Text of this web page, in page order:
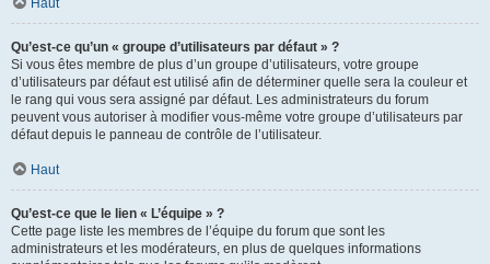
Haut
Qu’est-ce qu’un « groupe d’utilisateurs par défaut » ?
Si vous êtes membre de plus d’un groupe d’utilisateurs, votre groupe
d’utilisateurs par défaut est utilisé afin de déterminer quelle sera la couleur et
le rang qui vous sera assigné par défaut. Les administrateurs du forum
peuvent vous autoriser à modifier vous-même votre groupe d’utilisateurs par
défaut depuis le panneau de contrôle de l’utilisateur.
Haut
Qu’est-ce que le lien « L’équipe » ?
Cette page liste les membres de l’équipe du forum que sont les
administrateurs et les modérateurs, en plus de quelques informations